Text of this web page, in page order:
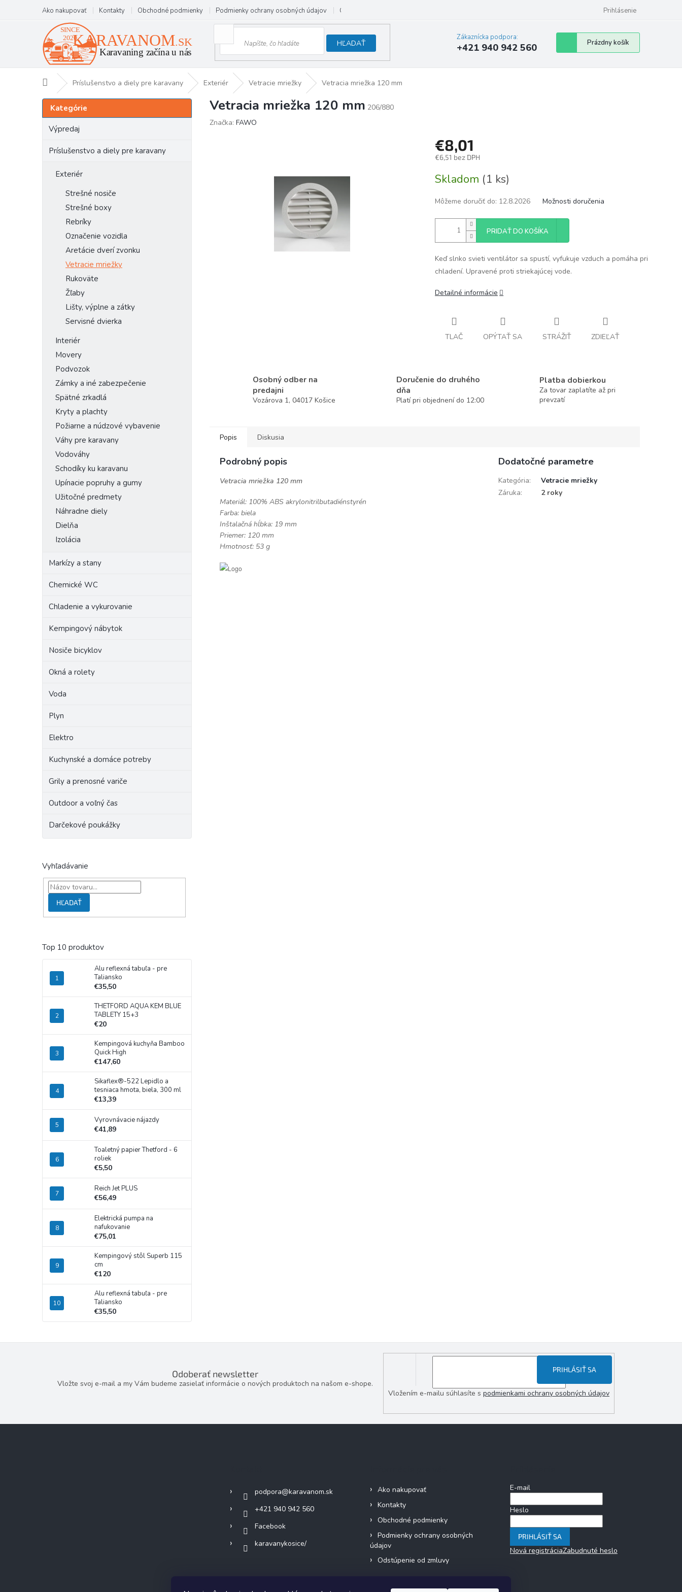
obsah
Ako nakupovať Kontakty Obchodné podmienky Podmienky ochrany osobných údajov Odstúpenie od zmluvy Prihlásenie
HĽADAŤ
Zákaznícka podpora:
+421 940 942 560
Nákupný
košík
Prázdny košík
DomovPríslušenstvo a diely pre karavany Exteriér Vetracie mriežky Vetracia mriežka 120 mm
B
o
Preskočiť
kategórie
Kategórie
Výpredaj
Príslušenstvo a diely pre karavany
Exteriér
Strešné nosiče
Strešné boxy
Rebríky
Označenie vozidla
Aretácie dverí zvonku
Vetracie mriežky
Rukoväte
Žľaby
Lišty, výplne a zátky
Servisné dvierka
Interiér
Movery
Podvozok
Zámky a iné zabezpečenie
Spätné zrkadlá
Kryty a plachty
Požiarne a núdzové vybavenie
Váhy pre karavany
Vodováhy
Schodíky ku karavanu
Upínacie popruhy a gumy
Užitočné predmety
Náhradne diely
Dielňa
Izolácia
Markízy a stany
Chemické WC
Chladenie a vykurovanie
Kempingový nábytok
Nosiče bicyklov
Okná a rolety
Voda
Plyn
Elektro
Kuchynské a domáce potreby
Grily a prenosné variče
Outdoor a voľný čas
Darčekové poukážky
Vyhľadávanie
HĽADAŤ
Top 10 produktov
Alu reflexná tabuľa - pre
Taliansko
€35,50
THETFORD AQUA KEM BLUE
TABLETY 15+3
€20
Kempingová kuchyňa Bamboo
Quick High
€147,60
Sikaflex®-522 Lepidlo a
tesniaca hmota, biela, 300 ml
€13,39
Vyrovnávacie nájazdy
€41,89
Toaletný papier Thetford - 6
roliek
€5,50
Reich Jet PLUS
€56,49
Elektrická pumpa na
nafukovanie
€75,01
Kempingový stôl Superb 115
cm
€120
Alu reflexná tabuľa - pre
Taliansko
€35,50
Vetracia mriežka 120 mm 206/880
Značka: FAWO
€8,01
€6,51 bez DPH
cena:
Skladom (1 ks)
Môžeme doručiť do: 12.8.2026 Možnosti doručenia
PRIDAŤ DO KOŠÍKA
Keď slnko svieti ventilátor sa spustí, vyfukuje vzduch a pomáha pri
chladení. Upravené proti striekajúcej vode.
Detailné informácie
TLAČ OPÝTAŤ SA STRÁŽIŤ ZDIEĽAŤ
Osobný odber na
predajni
Vozárova 1, 04017 Košice
Doručenie do druhého
dňa
Platí pri objednení do 12:00
Platba dobierkou
Za tovar zaplatíte až pri
prevzatí
Popis Diskusia
Podrobný popis
Vetracia mriežka 120 mm
Materiál: 100% ABS akrylonitrilbutadiénstyrén
Farba: biela
Inštalačná hĺbka: 19 mm
Priemer: 120 mm
Hmotnosť: 53 g
Dodatočné parametre
Kategória:
Vetracie mriežky
Záruka: 2 roky
Odoberať newsletter
Vložte svoj e-mail a my Vám budeme zasielať informácie o nových produktoch na našom e-shope.
Vložením e-mailu súhlasíte s podmienkami ochrany osobných údajov
PRIHLÁSIŤ SA
podpora@karavanom.sk
+421 940 942 560
Facebook
karavanykosice/
Ako nakupovať
Kontakty
Obchodné podmienky
Podmienky ochrany osobných
údajov
Odstúpenie od zmluvy
E-mail
Heslo
PRIHLÁSIŤ SA
Nová registráciaZabudnuté heslo